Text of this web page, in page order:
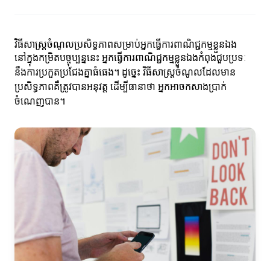
វិធីសាស្រ្តចំណូលប្រសិទ្ធភាពសម្រាប់អ្នកធ្វើការពាណិជ្ជកម្មខ្លួនឯង
នៅក្នុងកម្រិតបច្ចុប្បន្ននេះ អ្នកធ្វើការពាណិជ្ជកម្មខ្លួនឯងកំពុងជួបប្រទៈ
នឹងការប្រកួតប្រជែងគ្នាធំធេង។ ដូច្នេះ វិធីសាស្រ្តចំណូលដែលមាន
ប្រសិទ្ធភាពគឺត្រូវបានអនុវត្ត ដើម្បីធានាថា អ្នកអាចកសាងប្រាក់
ចំណេញបាន។